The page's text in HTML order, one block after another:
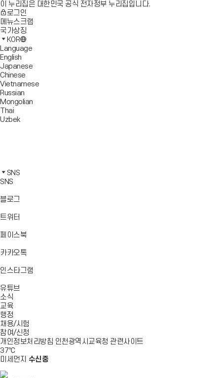
이 누리집은 대한민국 공식 전자정부 누리집입니다.
로그인
메뉴스크랩
국가상징
KOR
Language
English
Japanese
Chinese
Vietnamese
Russian
Mongolian
Thai
Uzbek
가
기
로
가
북
바
가
타
그
바
가
카
오
바
가
SNS
SNS
블로그
트위터
가
페이스북바
가
카카오톡바
가
인스타그램
유튜브
소식
교육
행정
채용/시험
참여/신청
개인정보처리방침 인천광역시교육청 관련사이트
37℃
미세먼지 수신중